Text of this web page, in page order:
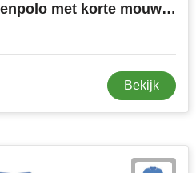
Calgary 200 g/m² herenpolo met korte mouwen
Bekijk